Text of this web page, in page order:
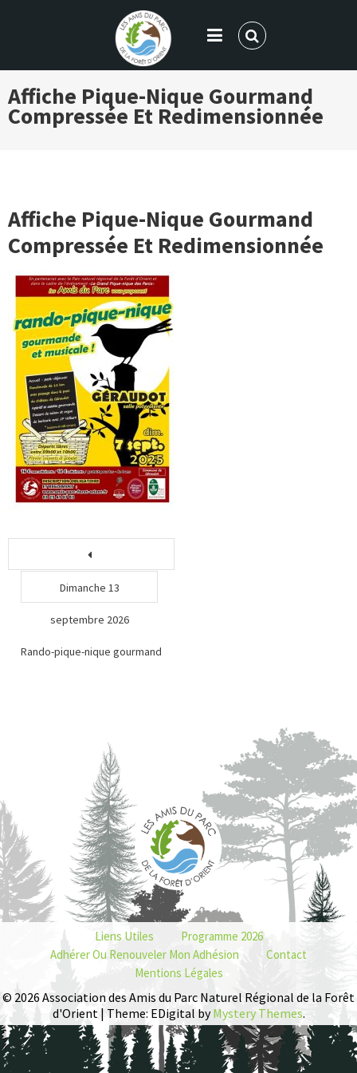
LES AMIS DU PARC DE LA FORÊT
D'ORIENT
Affiche Pique-Nique Gourmand
Compressée Et Redimensionnée
Affiche Pique-Nique Gourmand
Compressée Et Redimensionnée
Dimanche 13
septembre 2026
Rando-pique-nique gourmand
Liens Utiles
Programme 2026
Adhérer Ou Renouveler Mon Adhésion
Contact
Mentions Légales
© 2026 Association des Amis du Parc Naturel Régional de la Forêt
d'Orient | Theme: EDigital byMystery Themes.